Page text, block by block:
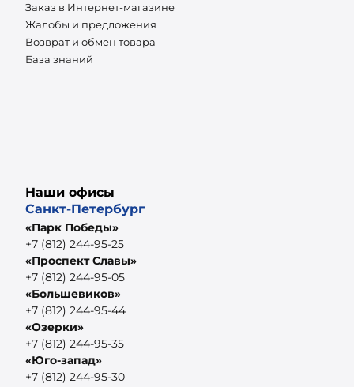
Заказ в Интернет-магазине
Жалобы и предложения
Возврат и обмен товара
База знаний
Наши офисы
Санкт-Петербург
«Парк Победы»
+7 (812) 244-95-25
«Проспект Славы»
+7 (812) 244-95-05
«Большевиков»
+7 (812) 244-95-44
«Озерки»
+7 (812) 244-95-35
«Юго-запад»
+7 (812) 244-95-30